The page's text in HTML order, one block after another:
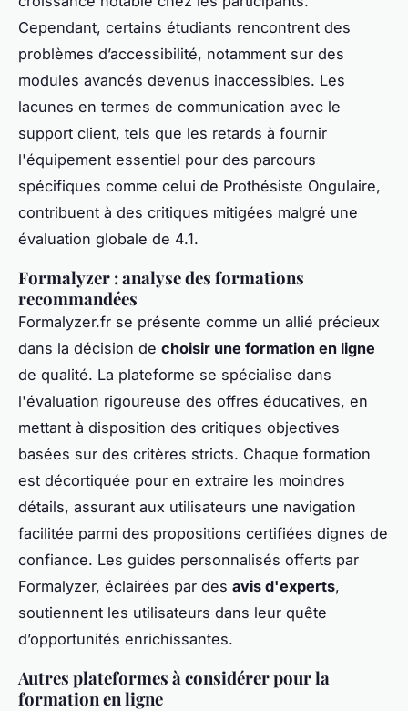
Cependant, certains étudiants rencontrent des
problèmes d’accessibilité, notamment sur des
modules avancés devenus inaccessibles. Les
lacunes en termes de communication avec le
support client, tels que les retards à fournir
l'équipement essentiel pour des parcours
spécifiques comme celui de Prothésiste Ongulaire,
contribuent à des critiques mitigées malgré une
évaluation globale de 4.1.
Formalyzer : analyse des formations
recommandées
Formalyzer.fr se présente comme un allié précieux
dans la décision de choisir une formation en ligne
de qualité. La plateforme se spécialise dans
l'évaluation rigoureuse des offres éducatives, en
mettant à disposition des critiques objectives
basées sur des critères stricts. Chaque formation
est décortiquée pour en extraire les moindres
détails, assurant aux utilisateurs une navigation
facilitée parmi des propositions certifiées dignes de
confiance. Les guides personnalisés offerts par
Formalyzer, éclairées par des avis d'experts,
soutiennent les utilisateurs dans leur quête
d’opportunités enrichissantes.
Autres plateformes à considérer pour la
formation en ligne